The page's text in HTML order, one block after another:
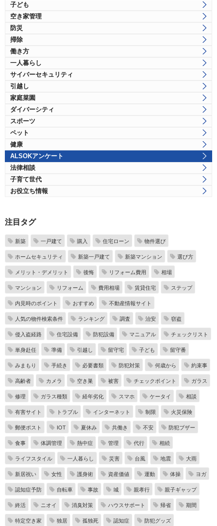
子ども
空き家管理
防災
掃除
働き方
一人暮らし
サイバーセキュリティ
引越し
家庭菜園
ダイバーシティ
スポーツ
ペット
健康
ALSOKアンケート
法律相談
子育て世代
お役立ち情報
注目タグ
新築 一戸建て 購入 住宅ローン 物件選び
ホームセキュリティ 新築一戸建て 新築マンション 選び方
メリット・デメリット 後悔 リフォーム費用 相場
マンション リフォーム 費用相場 賃貸住宅 ステップ
内見時のポイント おすすめ 不動産情報サイト
人気の物件検索条件 ランキング 調査 治安 窃盗
侵入盗経路 住宅設備 防犯設備 マニュアル チェックリスト
単身赴任 準備 引越し 留守宅 子ども 留守番
みまもり 手続き 必要書類 防犯対策 何歳から 約束事
高齢者 カメラ 空き巣 被害 チェックポイント ガラス
修理 ガラス種類 経年劣化 スマホ ケータイ 相談
有害サイト トラブル インターネット 制限 火災保険
郵便ポスト IOT 夏休み 共働き 不安 防犯ブザー
食事 体調管理 熱中症 管理 代行 相続
ライフスタイル 一人暮らし 災害 台風 地震 大雨
新居祝い 女性 護身術 資産価値 運動 体操 ヨガ
認知症予防 自転車 事故 城 親孝行 親子ギャップ
終活 ニオイ 消臭対策 ハウスサポート 帰省 期間
特定空き家 独居 孤独死 認知症 防犯グッズ